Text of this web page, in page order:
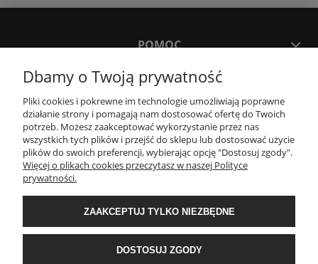
POMOC
MOJE KONTO
PŁATNOŚCI I DOSTAWA
KONTAKT
Wyposażenie łazienek Łazienki.eco | Pawła 23, 41-708 Ruda Śląska | E-mail:
sklep@lazienki.eco | Tel.: 600 012 164 lub 600 012 159 | TGS Przemysław
Stoń | NIP: 6312213594 | REGON: 276403698
Dbamy o Twoją prywatność
Pliki cookies i pokrewne im technologie umożliwiają poprawne
działanie strony i pomagają nam dostosować ofertę do Twoich
potrzeb. Możesz zaakceptować wykorzystanie przez nas
wszystkich tych plików i przejść do sklepu lub dostosować użycie
plików do swoich preferencji, wybierając opcję "Dostosuj zgody".
Więcej o plikach cookies przeczytasz w naszej Polityce
prywatności.
ZAAKCEPTUJ TYLKO NIEZBĘDNE
DOSTOSUJ ZGODY